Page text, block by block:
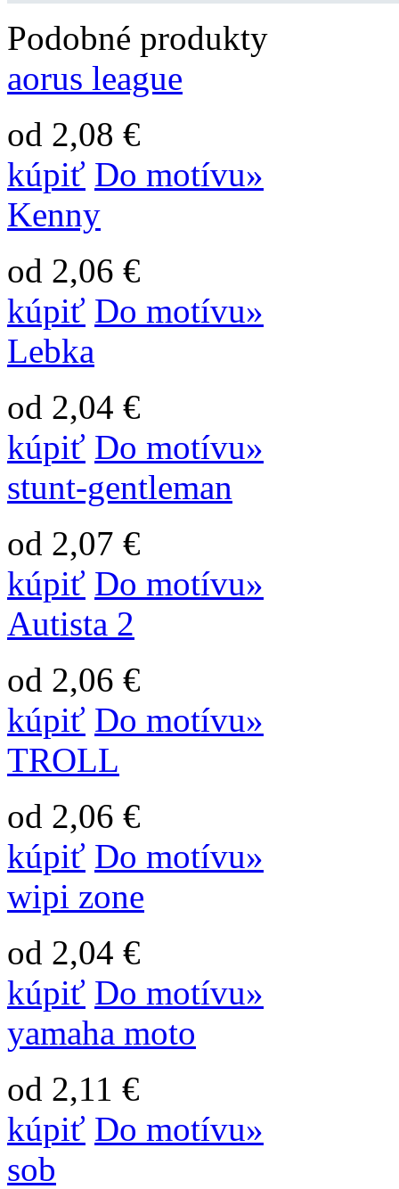
Podobné produkty
aorus league
od 2,08 €
kúpiť Do motívu»
Kenny
od 2,06 €
kúpiť Do motívu»
Lebka
od 2,04 €
kúpiť Do motívu»
stunt-gentleman
od 2,07 €
kúpiť Do motívu»
Autista 2
od 2,06 €
kúpiť Do motívu»
TROLL
od 2,06 €
kúpiť Do motívu»
wipi zone
od 2,04 €
kúpiť Do motívu»
yamaha moto
od 2,11 €
kúpiť Do motívu»
sob